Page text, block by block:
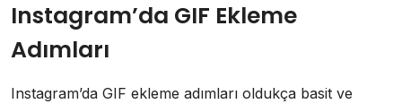
Instagram’da GIF Ekleme
Adımları
Instagram’da GIF ekleme adımları oldukça basit ve